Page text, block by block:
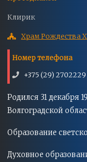
Приход
Клирик
Храм Рождества
Номер телефона
+375 (29) 2702229
Родился 31 декабря
Волгоградской
Образование
Духовное